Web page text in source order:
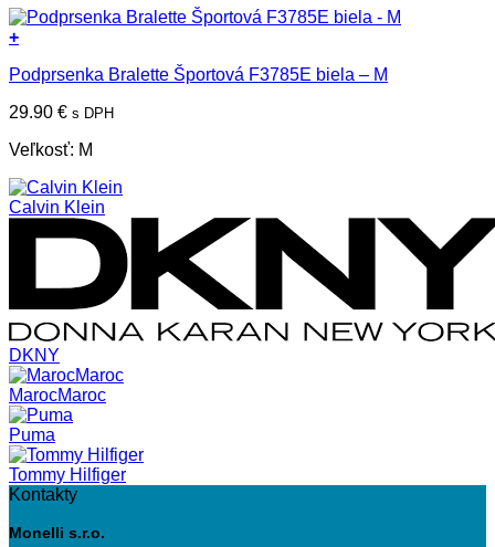
+
Podprsenka Bralette Športová F3785E biela – M
29.90 € s DPH
Veľkosť: M
Calvin Klein
DKNY
MarocMaroc
Puma
Tommy Hilfiger
Kontakty
Monelli s.r.o.